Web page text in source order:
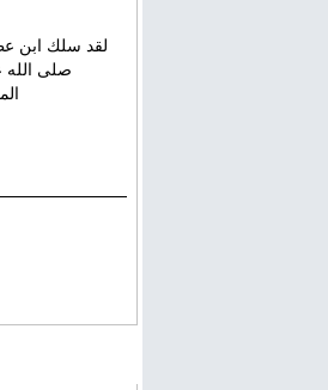
لقد سلك ابن
صلى الله